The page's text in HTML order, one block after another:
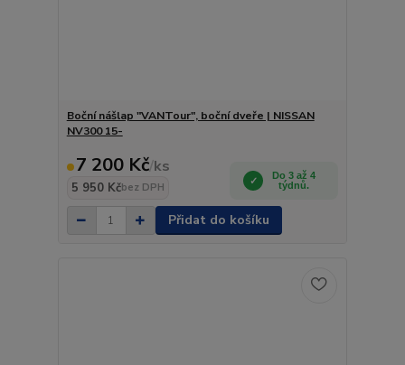
Boční nášlap "VANTour", boční dveře | NISSAN
NV300 15-
7 200 Kč/ks
5 950 Kčbez DPH
Do 3 až 4
týdnů.
Přidat do košíku